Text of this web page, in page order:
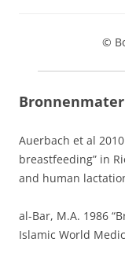
©
Auerbach et al
breastfeeding” in
and human
al-Bar, M.A. 1986
Islamic World